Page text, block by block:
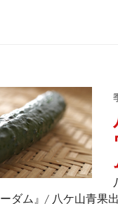
ダム』/ 八ケ山青